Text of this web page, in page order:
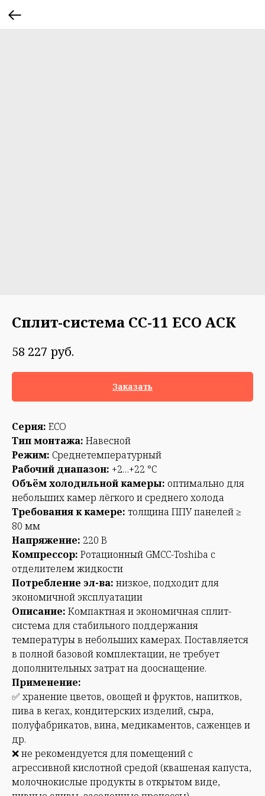
Сплит-система СС-11 ECO АСК
58 227 руб.
Заказать
Серия: ECO
Тип монтажа: Навесной
Режим: Среднетемпературный
Рабочий диапазон: +2…+22 °С
Объём холодильной камеры: оптимально для
небольших камер лёгкого и среднего холода
Требования к камере: толщина ППУ панелей ≥
80 мм
Напряжение: 220 В
Компрессор: Ротационный GMCC-Toshiba с
отделителем жидкости
Потребление эл-ва: низкое, подходит для
экономичной эксплуатации
Описание: Компактная и экономичная сплит-
система для стабильного поддержания
температуры в небольших камерах. Поставляется
в полной базовой комплектации, не требует
дополнительных затрат на дооснащение.
Применение:
✅ хранение цветов, овощей и фруктов, напитков,
пива в кегах, кондитерских изделий, сыра,
полуфабрикатов, вина, медикаментов, саженцев и
др.
❌ не рекомендуется для помещений с
агрессивной кислотной средой (квашеная капуста,
молочнокислые продукты в открытом виде,